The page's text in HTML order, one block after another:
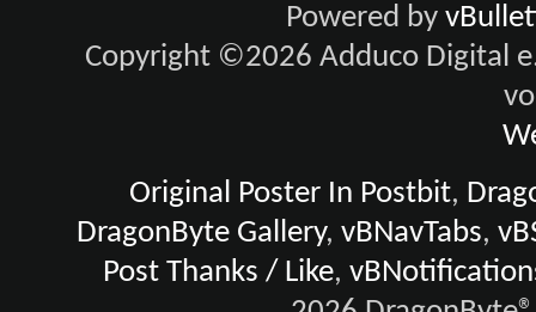
Powered by
Copyright ©2026 Adduco Digital
Original Poster In Postbit,
DragonByte Gallery,vBNavTabs,
Post Thanks / Like,